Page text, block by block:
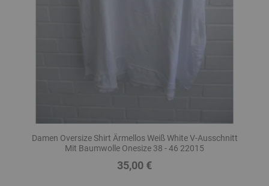
Damen Oversize Shirt Ärmellos Weiß White V-Ausschnitt
Mit Baumwolle Onesize 38 - 46 22015
Preis
35,00 €